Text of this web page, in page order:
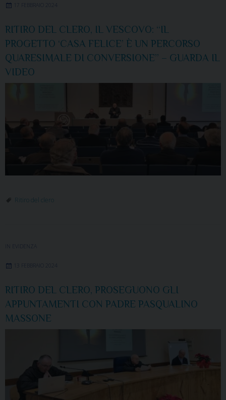
17 FEBBRAIO 2024
RITIRO DEL CLERO, IL VESCOVO: “IL
PROGETTO ‘CASA FELICE’ È UN PERCORSO
QUARESIMALE DI CONVERSIONE” – GUARDA IL
VIDEO
Ritiro del clero
IN EVIDENZA
13 FEBBRAIO 2024
RITIRO DEL CLERO, PROSEGUONO GLI
APPUNTAMENTI CON PADRE PASQUALINO
MASSONE